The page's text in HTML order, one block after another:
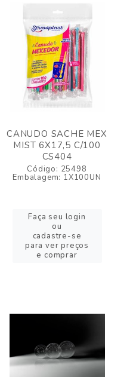
CANUDO SACHE MEX
MIST 6X17,5 C/100
CS404
Código: 25498
Embalagem: 1X100UN
Faça seu login
ou
cadastre-se
para ver preços
e comprar